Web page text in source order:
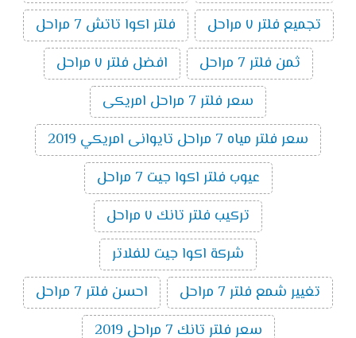
تجميع فلتر ٧ مراحل
فلتر اكوا تاتش 7 مراحل
ثمن فلتر 7 مراحل
افضل فلتر ٧ مراحل
سعر فلتر 7 مراحل امريكى
سعر فلتر مياه 7 مراحل تايوانى امريكي 2019
عيوب فلتر اكوا جيت 7 مراحل
تركيب فلتر تانك ٧ مراحل
شركة اكوا جيت للفلاتر
تغيير شمع فلتر 7 مراحل
احسن فلتر 7 مراحل
سعر فلتر تانك 7 مراحل 2019